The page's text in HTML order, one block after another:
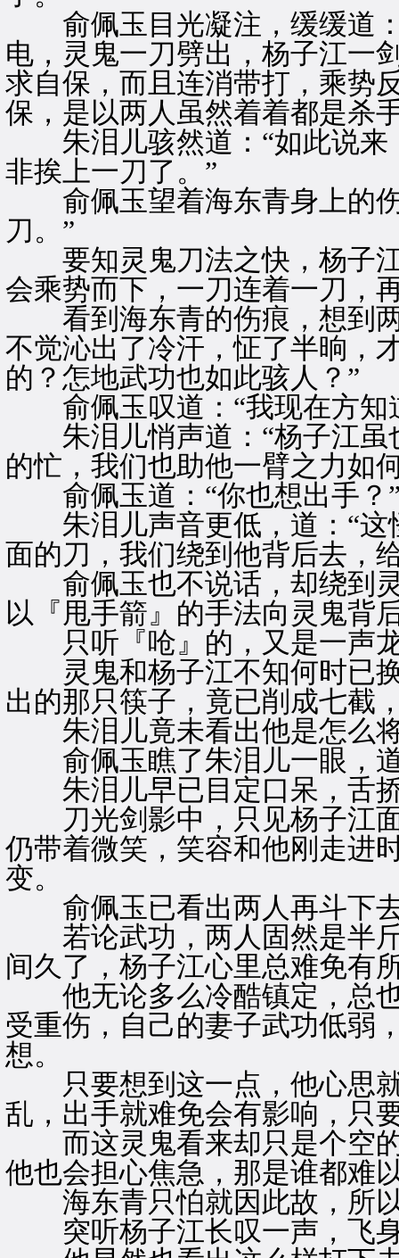
俞佩玉目光凝注，缓缓道：
电，灵鬼一刀劈出，杨子江一
求自保，而且连消带打，乘势
保，是以两人虽然着着都是杀
朱泪儿骇然道：“如此说来
非挨上一刀了。”
俞佩玉望着海东青身上的伤
刀。”
要知灵鬼刀法之快，杨子江
会乘势而下，一刀连着一刀，
看到海东青的伤痕，想到两
不觉沁出了冷汗，怔了半晌，
的？怎地武功也如此骇人？”
俞佩玉叹道：“我现在方知
朱泪儿悄声道：“杨子江虽
的忙，我们也助他一臂之力如
俞佩玉道：“你也想出手？
朱泪儿声音更低，道：“这
面的刀，我们绕到他背后去，
俞佩玉也不说话，却绕到灵
以『甩手箭』的手法向灵鬼背
只听『呛』的，又是一声
灵鬼和杨子江不知何时已换
出的那只筷子，竟已削成七截
朱泪儿竟未看出他是怎么
俞佩玉瞧了朱泪儿一眼，道
朱泪儿早已目定口呆，舌
刀光剑影中，只见杨子江面
仍带着微笑，笑容和他刚走进
变。
俞佩玉已看出两人再斗下去
若论武功，两人固然是半斤
间久了，杨子江心里总难免有
他无论多么冷酷镇定，总也
受重伤，自己的妻子武功低弱
想。
只要想到这一点，他心思就
乱，出手就难免会有影响，只
而这灵鬼看来却只是个空的
他也会担心焦急，那是谁都难
海东青只怕就因此故，所
突听杨子江长叹一声，飞